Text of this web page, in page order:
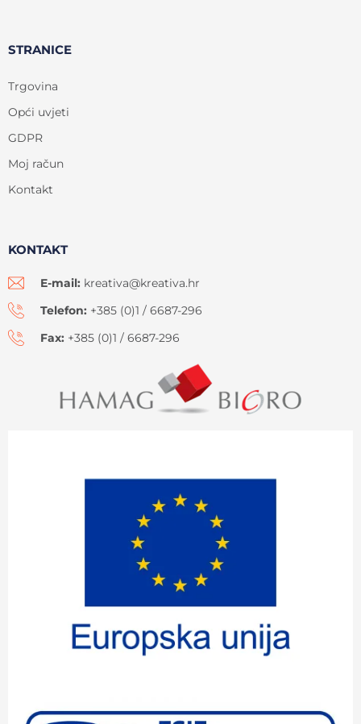
STRANICE
Trgovina
Opći uvjeti
GDPR
Moj račun
Kontakt
KONTAKT
E-mail: kreativa@kreativa.hr
Telefon: +385 (0)1 / 6687-296
Fax: +385 (0)1 / 6687-296